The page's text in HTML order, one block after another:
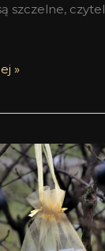
szczelne,
»